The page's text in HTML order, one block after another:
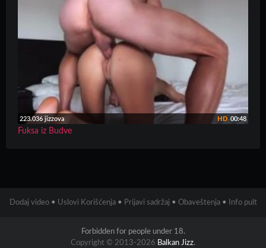
223.036 jizzova 00:48
HD
Fuksa iz Budve
Dodaj video • Uslovi Korišćenja • Prijavi sadržaj • Obaveštenja • Info pult
Forbidden for people under 18.
Copyright © 2013-2026 Balkan Jizz.